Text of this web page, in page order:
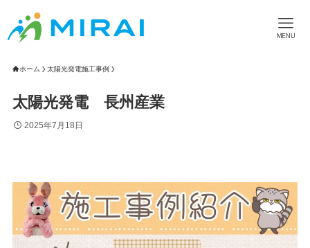
MENU
ホーム 太陽光発電施工事例
太陽光発電 長州産業
2025年7月18日